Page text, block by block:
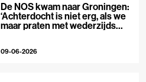
De NOS kwam naar Groningen:
‘Achterdocht is niet erg, als we
maar praten met wederzijds
09-06-2026